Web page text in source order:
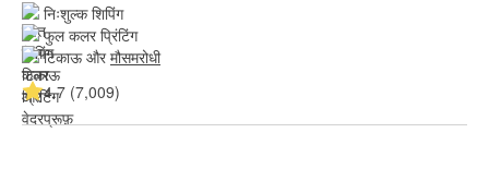
निःशुल्क शिपिंग
फुल कलर प्रिंटिंग
टिकाऊ और मौसमरोधी
4.7 (7,009)